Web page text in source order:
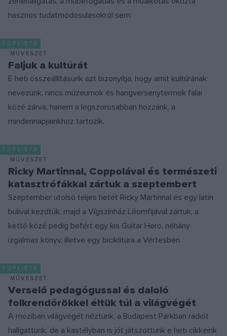
hasznos tudatmódosulásokról sem.
TOPLISTA
MŰVÉSZET
Faljuk a kultúrát
E heti összeállításunk azt bizonyítja, hogy amit kultúrának
nevezünk, nincs múzeumok és hangversenytermek falai
közé zárva, hanem a legszorosabban hozzánk, a
mindennapjainkhoz tartozik.
TOPLISTA
MŰVÉSZET
Ricky Martinnal, Coppolával és természeti
katasztrófákkal zártuk a szeptembert
Szeptember utolsó teljes hetét Ricky Martinnal és egy latin
bulival kezdtük, majd a Vígszínház Liliomfijával zártuk, a
kettő közé pedig befért egy kis Guitar Hero, néhány
izgalmas könyv, illetve egy biciklitúra a Vértesben.
TOPLISTA
MŰVÉSZET
Verselő pedagógussal és daloló
folkrendőrökkel éltük túl a világvégét
A moziban világvégét néztünk, a Budapest Parkban rádiót
hallgattunk, de a kastélyban is jót játszottunk e heti cikkeink